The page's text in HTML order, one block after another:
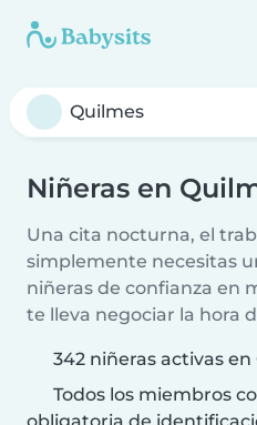
Niñeras en
Una cita nocturna, el
simplemente necesitas
niñeras de confianza en
te lleva negociar la hora
342 niñeras activas en
Todos los miembros